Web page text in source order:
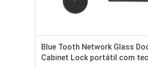
Blue Tooth Network Glass
Cabinet Lock portátil com